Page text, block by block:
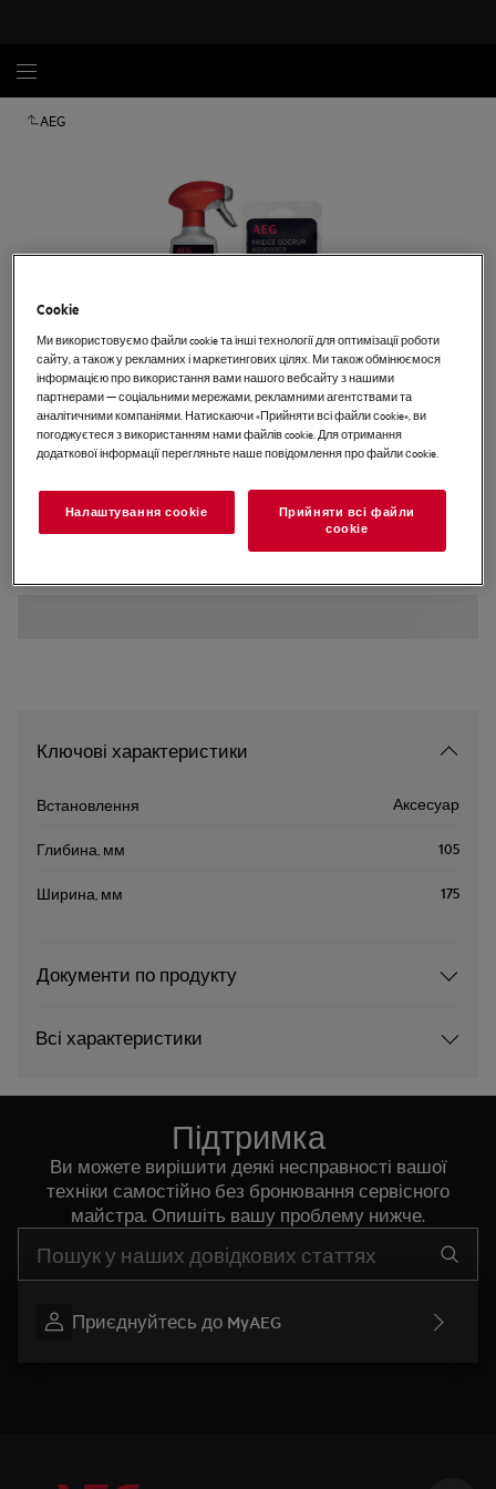
AEG
Торкніться, щоб збільшити
A6KK4105
Килимок для холодильника
Ключові характеристики
Встановлення Аксесуар
Глибина, мм 105
Ширина, мм 175
Документи по продукту
Всі характеристики
Підтримка
Ви можете вирішити деякі несправності вашої
техніки самостійно без бронювання сервісного
майстра. Опишіть вашу проблему нижче.
Приєднуйтесь до MyAEG
Cookie
Ми використовуємо файли cookie та інші технології для оптимізації роботи
сайту, а також у рекламних і маркетингових цілях. Ми також обмінюємося
інформацією про використання вами нашого вебсайту з нашими
партнерами — соціальними мережами, рекламними агентствами та
аналітичними компаніями. Натискаючи «Прийняти всі файли сookie», ви
погоджуєтеся з використанням нами файлів cookie. Для отримання
додаткової інформації перегляньте наше повідомлення про файли сookie.
Налаштування cookie
Прийняти всі файли
сookie